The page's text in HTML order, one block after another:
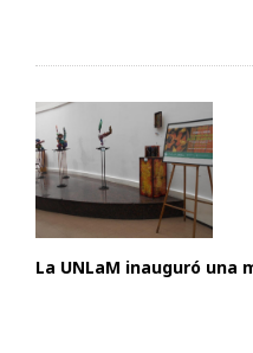
La UNLaM inauguró una